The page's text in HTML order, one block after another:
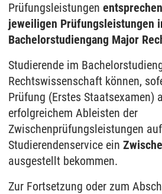
Prüfungsleistungen
jeweiligen Prüfungsleistungen
Bachelorstudiengang Major
Studierende im
Rechtswissenschaft können,
Prüfung (Erstes Staatsexamen)
erfolgreichem Ableisten der
Zwischenprüfungsleistungen
Studierendenservice ein
ausgestellt bekommen.
Zur Fortsetzung oder zum